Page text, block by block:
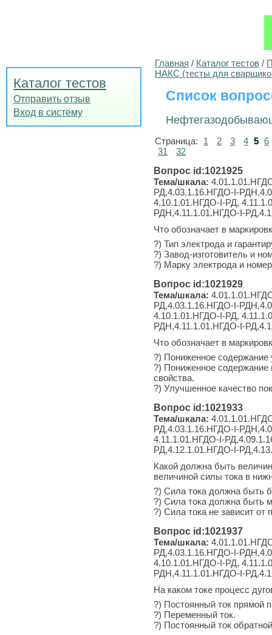
Каталог тестов
Отправить отзыв
Вход в систему
Главная / Каталог тестов /
НАКС (тесты для
Список
Страница: 1 2 3 4 5 6
31
32
Вопрос id:1021925
Тема/шкала:
РД,4.03.1.16.НГДО-I-
4.10.1.01.НГДО-I-РД,
РДН,4.11.1.01.НГДО-I-
Что обозначает в
?) Тип электрода и
?) Завод-изготовитель и
?) Марку электрода и
Вопрос id:1021929
Тема/шкала:
РД,4.03.1.16.НГДО-I-
4.10.1.01.НГДО-I-РД,
РДН,4.11.1.01.НГДО-I-
Что обозначает в
?) Пониженное содержание
?) Пониженное содержание
свойства.
?) Улучшенное качество
Вопрос id:1021933
Тема/шкала:
РД,4.03.1.16.НГДО-I-
4.11.1.01.НГДО-I-
РД,4.12.1.01.НГДО-I-
Какой должна быть
величиной силы тока в
?) Сила тока должна быть
?) Сила тока должна быть
?) Сила тока не зависит от
Вопрос id:1021937
Тема/шкала:
РД,4.03.1.16.НГДО-I-
4.10.1.01.НГДО-I-РД,
РДН,4.11.1.01.НГДО-I-
На каком токе процесс
?) Постоянный ток прямой
?) Переменный ток.
?) Постоянный ток